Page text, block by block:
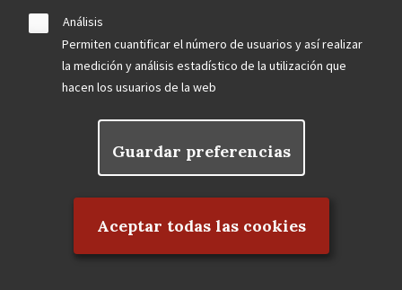
Análisis
Permiten cuantificar el número de usuarios y así realizar
la medición y análisis estadístico de la utilización que
hacen los usuarios de la web
Guardar preferencias
Aceptar todas las cookies
La Dirección General de Patrimonio Cultural de la
Comunidad de Madrid declarará Bien de Interés
Cultural la antigua Fábrica CLESA
Un tramo de los Jardines de las Vistillas en peligro
LOCALIZADAS TRES BARANDILLAS ORIGINALES
DEL HOTEL FLORIDA DE ANTONIO PALACIOS
August 2023